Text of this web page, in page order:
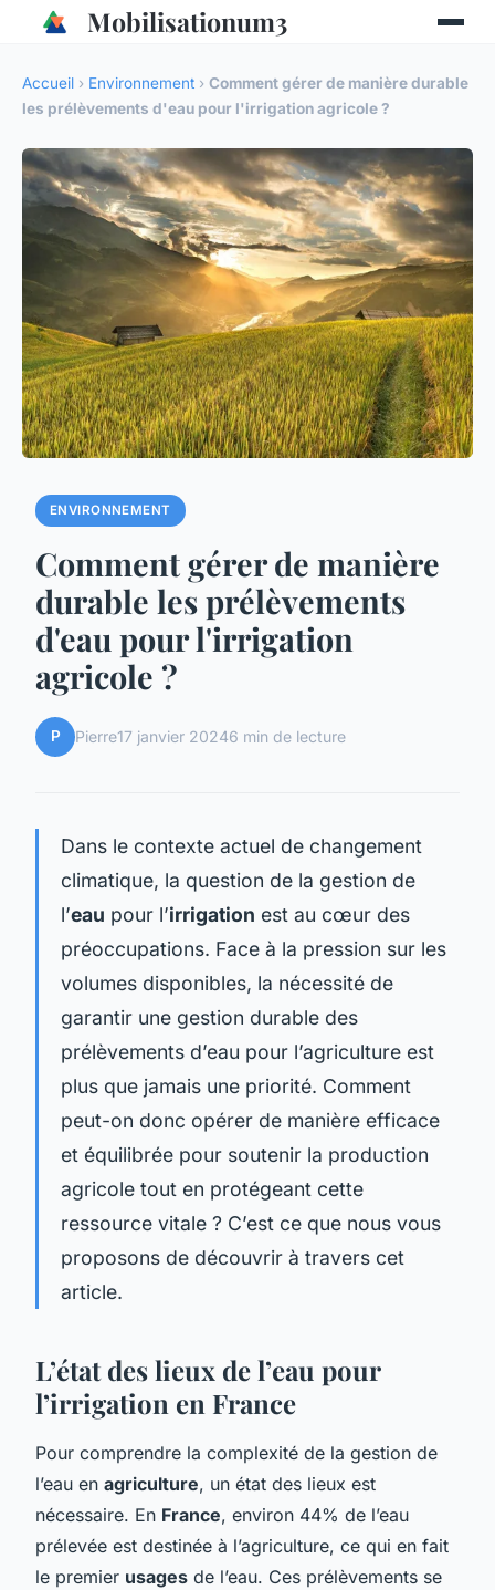
Mobilisationum3
Accueil › Environnement › Comment gérer de manière durable
les prélèvements d'eau pour l'irrigation agricole ?
ENVIRONNEMENT
Comment gérer de manière
durable les prélèvements
d'eau pour l'irrigation
agricole ?
P Pierre17 janvier 20246 min de lecture
Dans le contexte actuel de changement
climatique, la question de la gestion de
l’eau pour l’irrigation est au cœur des
préoccupations. Face à la pression sur les
volumes disponibles, la nécessité de
garantir une gestion durable des
prélèvements d’eau pour l’agriculture est
plus que jamais une priorité. Comment
peut-on donc opérer de manière efficace
et équilibrée pour soutenir la production
agricole tout en protégeant cette
ressource vitale ? C’est ce que nous vous
proposons de découvrir à travers cet
article.
L’état des lieux de l’eau pour
l’irrigation en France
Pour comprendre la complexité de la gestion de
l’eau en agriculture, un état des lieux est
nécessaire. En France, environ 44% de l’eau
prélevée est destinée à l’agriculture, ce qui en fait
le premier usages de l’eau. Ces prélèvements se